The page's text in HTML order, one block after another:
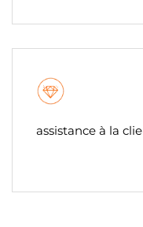
assistance à la